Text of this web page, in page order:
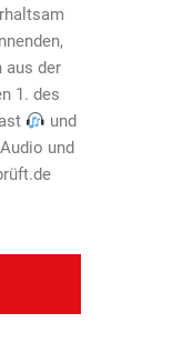
aus der
1. des
und
und